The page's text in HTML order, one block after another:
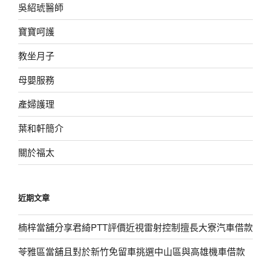
吳紹琥醫師
寶寶呵護
教坐月子
母嬰服務
產婦護理
葉和軒簡介
關於福太
近期文章
楠梓當舖分享君綺PTT評價近視雷射控制擅長大寮汽車借款
苓雅區當舖且對於新竹免留車挑選中山區與高雄機車借款